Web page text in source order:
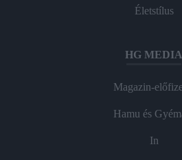
Életstílus
HG MEDIA
Magazin-
Hamu és
In